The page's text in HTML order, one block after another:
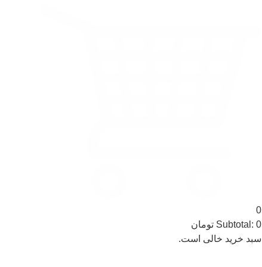
0
Subtotal:0
تومان
سبد خرید خالی است.